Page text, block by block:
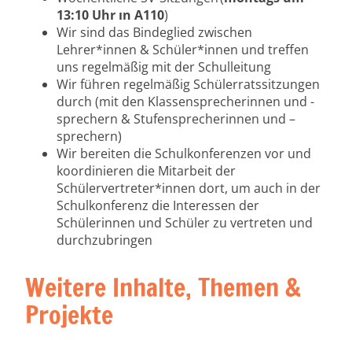
13:10 Uhr ın A110)
Wir sind das Bindeglied zwischen
Lehrer*innen & Schüler*innen und treffen
uns regelmäßig mit der Schulleitung
Wir führen regelmäßig Schülerratssitzungen
durch (mit den Klassensprecherinnen und -
sprechern & Stufensprecherinnen und –
sprechern)
Wir bereiten die Schulkonferenzen vor und
koordinieren die Mitarbeit der
Schülervertreter*innen dort, um auch in der
Schulkonferenz die Interessen der
Schülerinnen und Schüler zu vertreten und
durchzubringen
Weitere Inhalte, Themen &
Projekte